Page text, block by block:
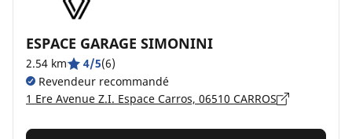
ESPACE GARAGE SIMONINI
2.54 km 4/5(6)
Revendeur recommandé
1 Ere Avenue Z.I. Espace Carros, 06510 CARROS